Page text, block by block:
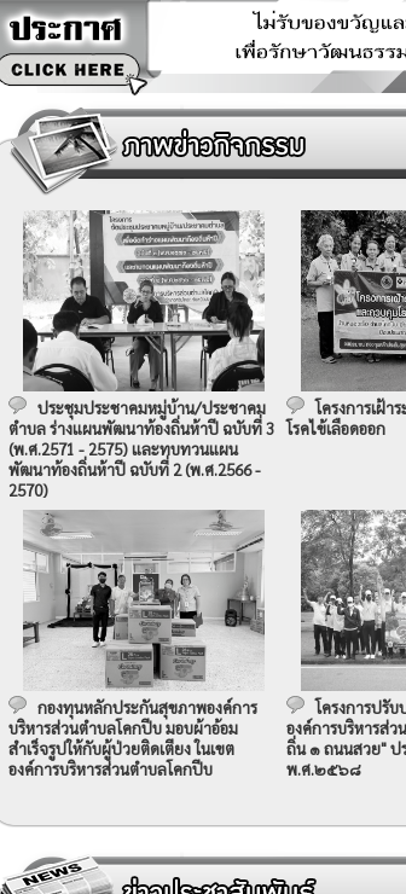
ประชุมประชาคมหมู่บ้าน/ประชาคม
ตำบล ร่างแผนพัฒนาท้องถิ่นห้าปี ฉบับที่ 3
(พ.ศ.2571 - 2575) และทบทวนแผน
พัฒนาท้องถิ่นห้าปี ฉบับที่ 2 (พ.ศ.2566 -
2570)
โครงการเฝ้า
โรคไข้เลือดออก
กองทุนหลักประกันสุขภาพองค์การ
บริหารส่วนตำบลโคกปีบ มอบผ้าอ้อม
สำเร็จรูปให้กับผู้ป่วยติดเตียง ในเขต
องค์การบริหารส่วนตำบลโคกปีบ
โครงการปรั
องค์การบริหารส่
ถิ่น ๑ ถนนสวย" ป
พ.ศ.๒๕๖๘